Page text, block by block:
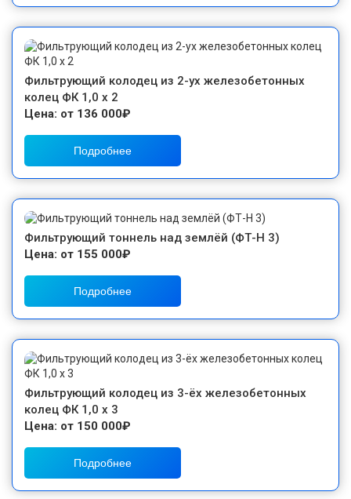
Фильтрующий колодец из 2-ух железобетонных
колец ФК 1,0 х 2
Цена: от 136 000₽
Подробнее
Фильтрующий тоннель над землёй (ФТ-Н 3)
Цена: от 155 000₽
Подробнее
Фильтрующий колодец из 3-ёх железобетонных
колец ФК 1,0 х 3
Цена: от 150 000₽
Подробнее